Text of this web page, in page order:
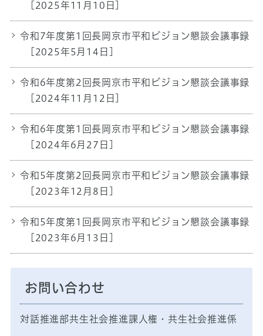
[2025年11月10日]
令和7年度第1回長岡京市平和ビジョン懇談会議事録
[2025年5月14日]
令和6年度第2回長岡京市平和ビジョン懇談会議事録
[2024年11月12日]
令和6年度第1回長岡京市平和ビジョン懇談会議事録
[2024年6月27日]
令和5年度第2回長岡京市平和ビジョン懇談会議事録
[2023年12月8日]
令和5年度第1回長岡京市平和ビジョン懇談会議事録
[2023年6月13日]
お問い合わせ
対話推進部共生社会推進課人権・共生社会推進係